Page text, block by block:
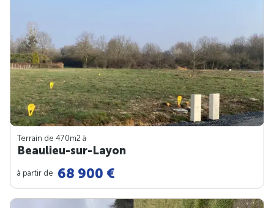
Terrain de 470m2 à
Beaulieu-sur-Layon
à partir de 68 900 €